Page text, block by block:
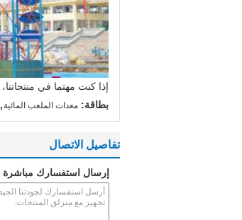
إذا كنت مهتما في
بطاقة: معدات الملعب المائية
تفاصيل الاتصال
إرسال استفسارك مباشرة